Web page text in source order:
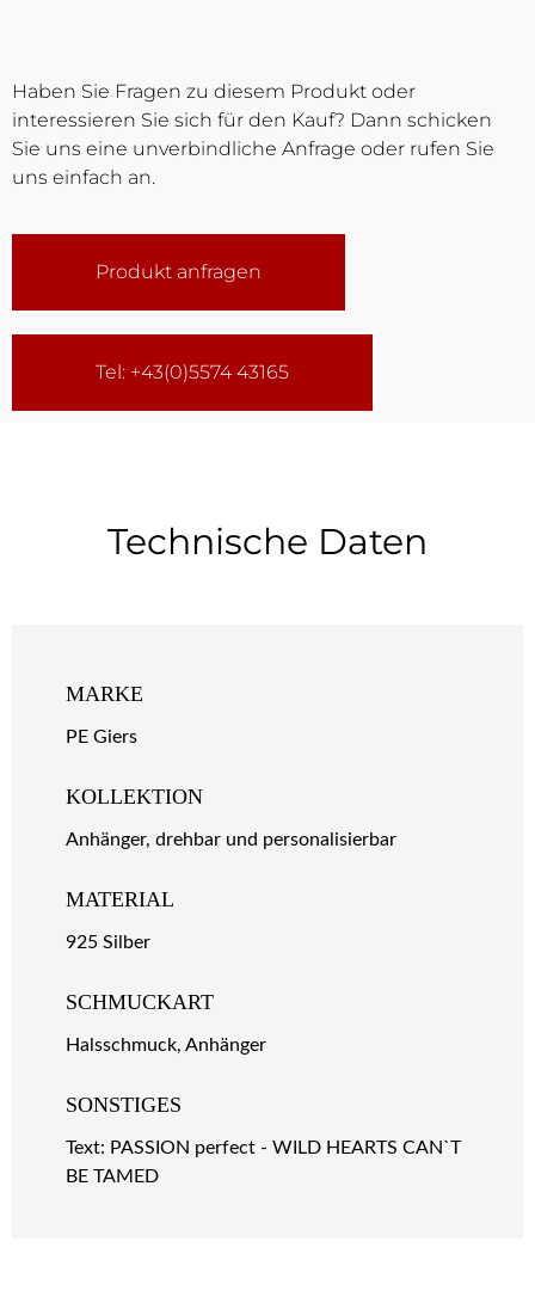
Haben Sie Fragen zu diesem Produkt oder
interessieren Sie sich für den Kauf? Dann schicken
Sie uns eine unverbindliche Anfrage oder rufen Sie
uns einfach an.
Produkt anfragen
Tel: +43(0)5574 43165
Technische Daten
MARKE
PE Giers
KOLLEKTION
Anhänger, drehbar und personalisierbar
MATERIAL
925 Silber
SCHMUCKART
Halsschmuck, Anhänger
SONSTIGES
Text: PASSION perfect - WILD HEARTS CAN`T
BE TAMED